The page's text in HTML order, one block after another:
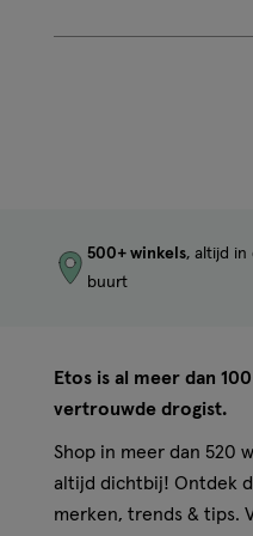
2
500+ winkels, altijd in
buurt
Etos is al meer dan
vertrouwde drogist.
Shop in meer dan 520
altijd dichtbij! Ontdek
merken, trends & tips.